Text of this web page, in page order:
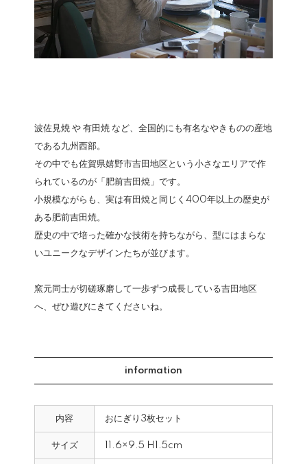
波佐見焼 や 有田焼 など、全国的にも有名なやきものの産地
である九州西部。
その中でも佐賀県嬉野市吉田地区という小さなエリアで作
られているのが「肥前吉田焼」です。
小規模ながらも、実は有田焼と同じく400年以上の歴史が
ある肥前吉田焼。
歴史の中で培った確かな技術を持ちながら、型にはまらな
いユニークなデザインたちが並びます。
窯元同士が切磋琢磨して一歩ずつ成長している吉田地区
へ、ぜひ遊びにきてくださいね。
information
内容 おにぎり3枚セット
サイズ 11.6×9.5 H1.5cm